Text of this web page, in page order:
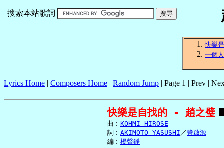
搜索本站歌詞
快樂
一個
Lyrics Home | Composers Home | Random Jump | Page 1 | Prev |
快樂是自找的 - 趙之璧
     曲︰
KOHMI HIROSE
     詞︰
AKIMOTO YASUSHI ／管啟源
     編︰
楊聲錚